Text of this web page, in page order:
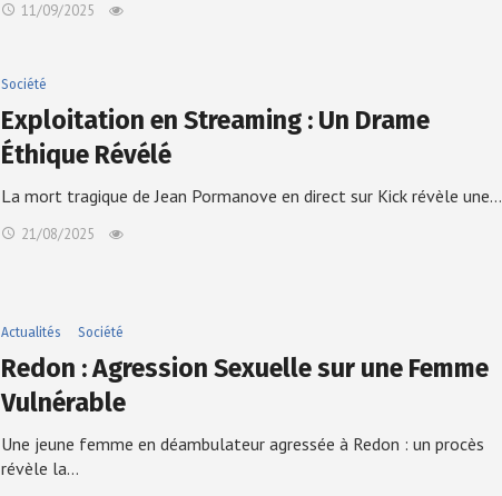
11/09/2025
Société
Exploitation en Streaming : Un Drame
Éthique Révélé
La mort tragique de Jean Pormanove en direct sur Kick révèle une…
21/08/2025
Actualités Société
Redon : Agression Sexuelle sur une Femme
Vulnérable
Une jeune femme en déambulateur agressée à Redon : un procès
révèle la…